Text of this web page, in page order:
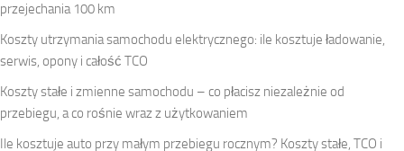
przejechania 100 km
Koszty utrzymania samochodu elektrycznego: ile kosztuje ładowanie,
serwis, opony i całość TCO
Koszty stałe i zmienne samochodu – co płacisz niezależnie od
przebiegu, a co rośnie wraz z użytkowaniem
Ile kosztuje auto przy małym przebiegu rocznym? Koszty stałe, TCO i